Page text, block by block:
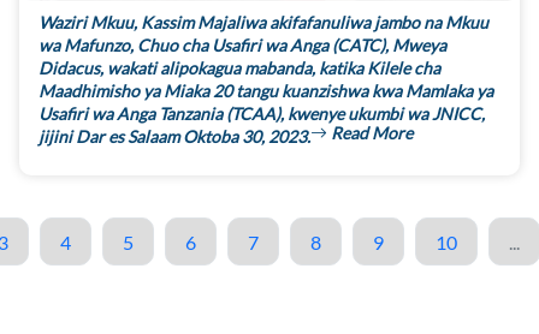
Waziri Mkuu, Kassim Majaliwa akifafanuliwa jambo na Mkuu
wa Mafunzo, Chuo cha Usafiri wa Anga (CATC), Mweya
Didacus, wakati alipokagua mabanda, katika Kilele cha
Maadhimisho ya Miaka 20 tangu kuanzishwa kwa Mamlaka ya
Usafiri wa Anga Tanzania (TCAA), kwenye ukumbi wa JNICC,
jijini Dar es Salaam Oktoba 30, 2023.
Read More
4 5 6 7 8 9 10